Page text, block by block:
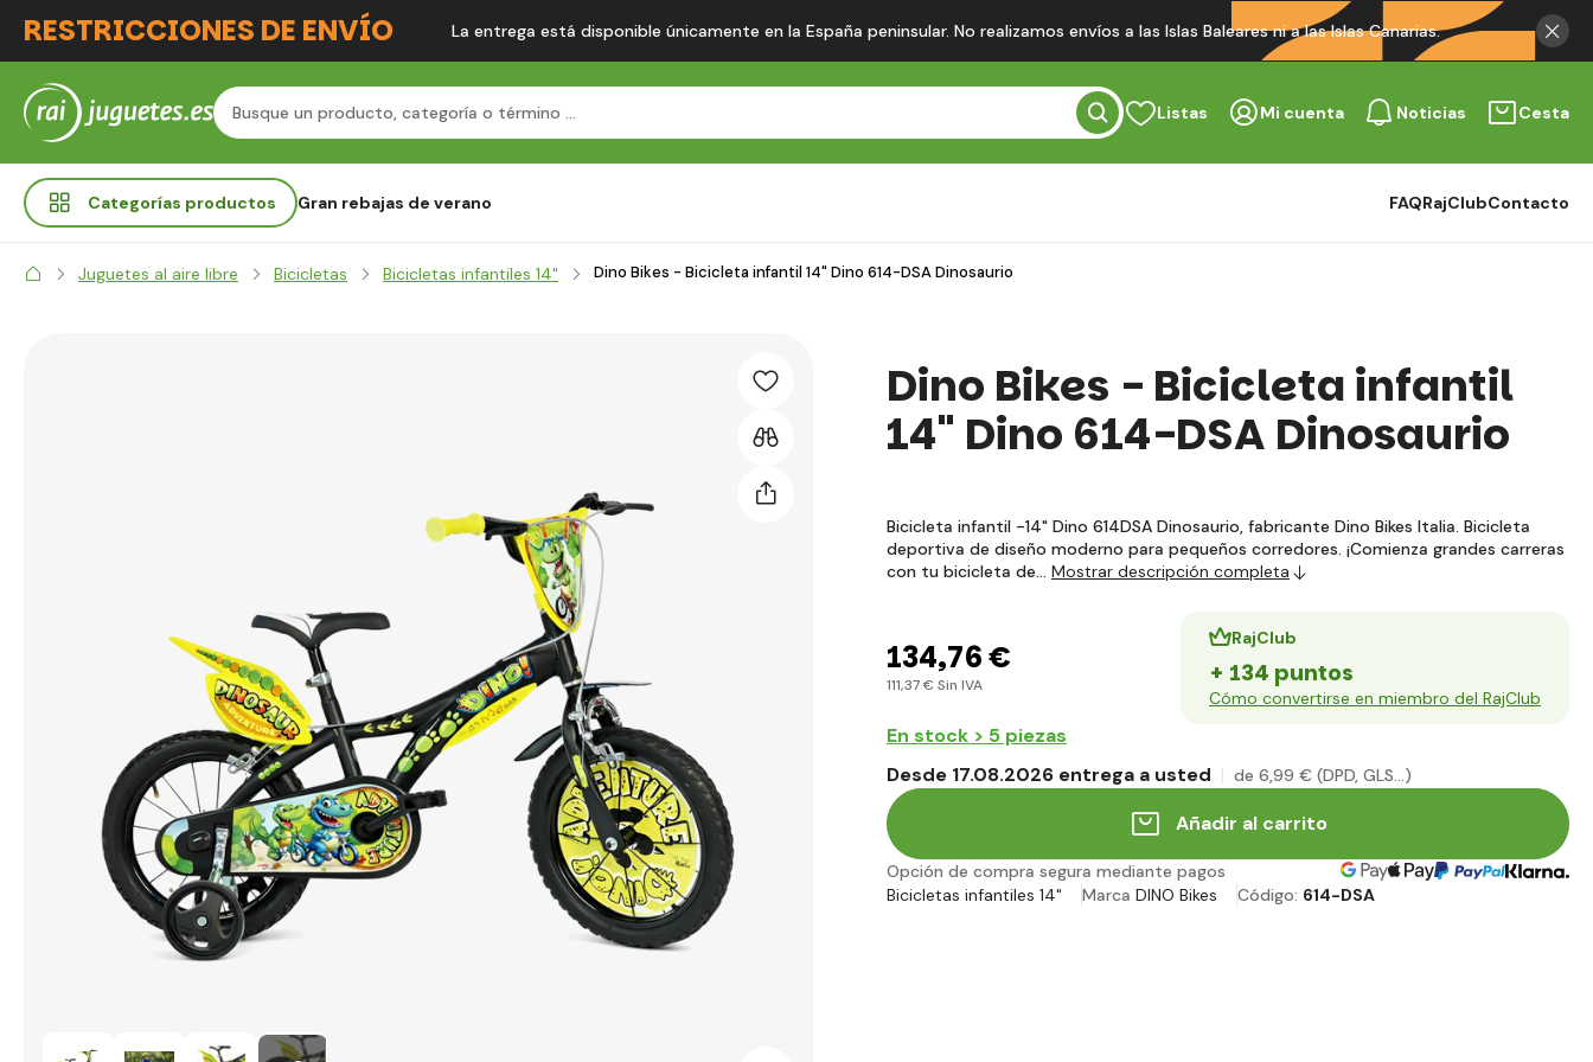
RESTRICCIONES DE ENVÍO La entrega está disponible únicamente en la España peninsular. No realizamos envíos a las Islas Baleares ni a las Islas Canarias.
Listas Mi cuenta Noticias Cesta
Categorías productos Gran rebajas de verano FAQRajClubContacto
Juguetes al aire libre Bicicletas Bicicletas infantiles 14" Dino Bikes - Bicicleta infantil 14" Dino 614-DSA Dinosaurio
Dino Bikes - Bicicleta infantil
14" Dino 614-DSA Dinosaurio
Bicicleta infantil -14" Dino 614DSA Dinosaurio, fabricante Dino Bikes Italia. Bicicleta
deportiva de diseño moderno para pequeños corredores. ¡Comienza grandes carreras
con tu bicicleta de… Mostrar descripción completa
134,76 €
111,37 € Sin IVA
RajClub
+ 134 puntos
Cómo convertirse en miembro del RajClub
En stock > 5 piezas
Desde 17.08.2026 entrega a usted
de 6,99 € (DPD, GLS...)
Añadir al carrito
Opción de compra segura mediante pagos
Bicicletas infantiles 14"
Marca DINO Bikes Código: 614-DSA